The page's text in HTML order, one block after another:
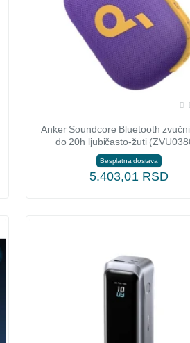
Anker Soundcore Bluetooth
do 20h ljubičasto-žuti
Besplatna dostava
5.403,01 RSD